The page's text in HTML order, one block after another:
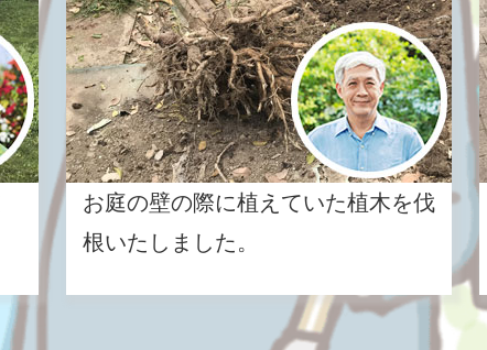
お庭の壁の際に植えていた植木を伐
根いたしました。